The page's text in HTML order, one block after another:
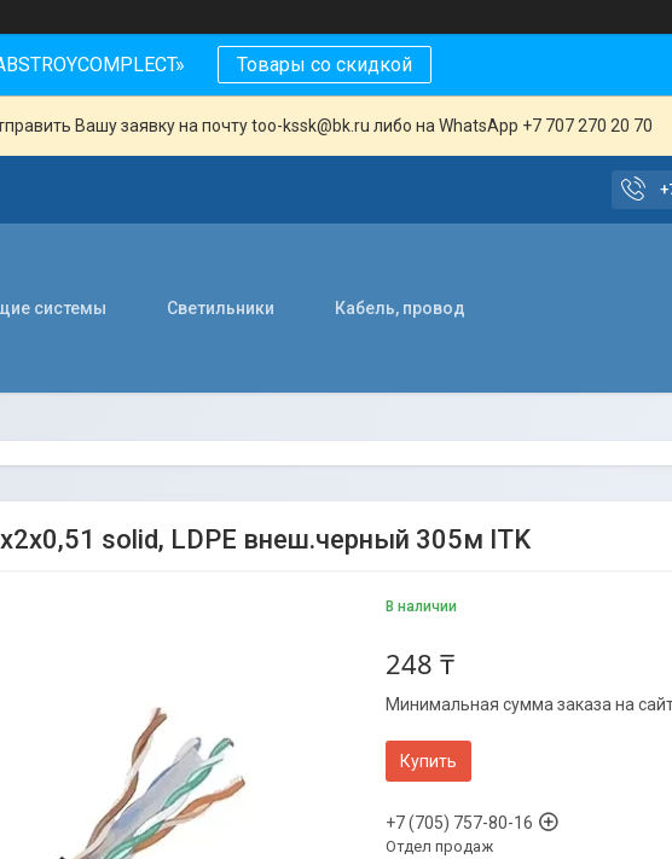
Товары со скидкой
Вашу заявку на почту too-kssk@bk.ru либо на WhatsApp +7 707 270 20 70
системы Светильники Кабель, провод
solid, LDPE внеш.черный 305м ITK
В наличии
248 ₸
Минимальная сумма заказа на
Купить
+7 (705) 757-80-16
Отдел продаж